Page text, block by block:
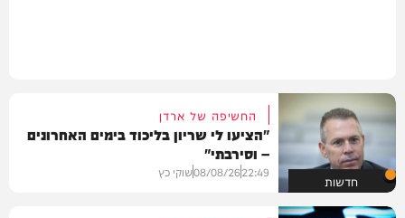
חדשות
החשיפה של ארדן
"הציעו לי שריון בליכוד בימים האחרונים
– וסירבתי"
22:49
08/08/26שוקי כץ